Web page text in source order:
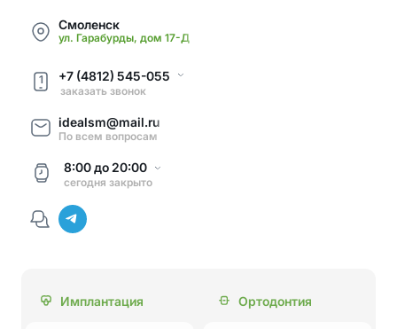
Смоленск
ул. Гарабурды, дом 17-Д
1 +7 (4812) 545-055
заказать звонок
idealsm@mail.ru
По всем вопросам
8:00до20:00
сегоднязакрыто
Имплантация Ортодонтия